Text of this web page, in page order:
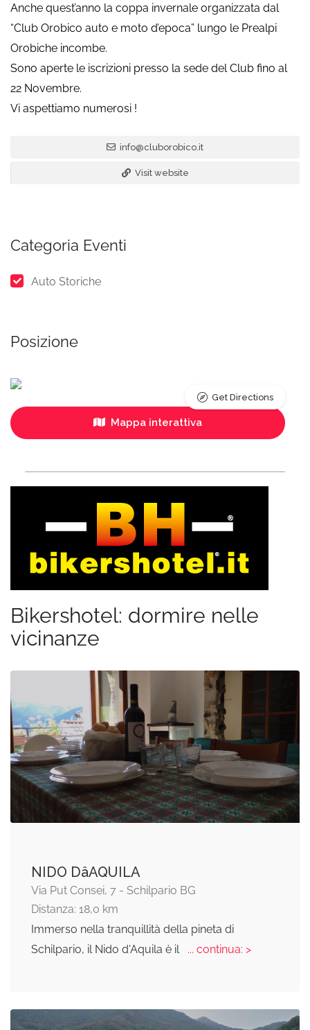
Anche quest’anno la coppa invernale organizzata dal
“Club Orobico auto e moto d’epoca” lungo le Prealpi
Orobiche incombe.
Sono aperte le iscrizioni presso la sede del Club fino al
22 Novembre.
Vi aspettiamo numerosi !
info@cluborobico.it
Visit website
Categoria Eventi
Auto Storiche
Posizione
Mappa interattiva
Get Directions
Bikershotel: dormire nelle
vicinanze
NIDO DâAQUILA
Via Put Consei, 7 - Schilpario BG
Distanza: 18,0 km
Immerso nella tranquillità della pineta di
Schilpario, il Nido d'Aquila è il
... continua: >